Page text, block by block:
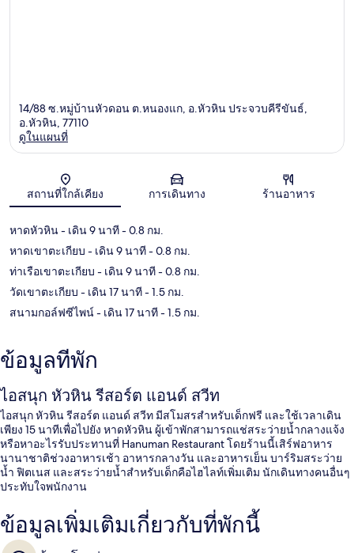
แผนที่
14/88 ซ.หมู่บ้านหัวดอน ต.หนองแก, อ.หัวหิน ประจวบคีรีขันธ์,
อ.หัวหิน, 77110
ดูในแผนที่
สถานที่ใกล้เคียง การเดินทาง ร้านอาหาร
หาดหัวหิน- เดิน 9 นาที- 0.8 กม.
หาดเขาตะเกียบ - เดิน 9 นาที- 0.8 กม.
ท่าเรือเขาตะเกียบ - เดิน 9 นาที- 0.8 กม.
วัดเขาตะเกียบ - เดิน 17 นาที- 1.5 กม.
สนามกอล์ฟซีไพน์- เดิน 17 นาที- 1.5 กม.
ข้อมูลที่พัก
ไอสนุก หัวหิน รีสอร์ต แอนด์ สวีท
ไอสนุก หัวหิน รีสอร์ต แอนด์ สวีท มีสโมสรสำหรับเด็กฟรี และใช้เวลาเดิน
เพียง 15 นาทีเพื่อไปยัง หาดหัวหิน ผู้เข้าพักสามารถแช่สระว่ายน้ำกลางแจ้ง
หรือหาอะไรรับประทานที่ Hanuman Restaurant โดยร้านนี้เสิร์ฟอาหาร
นานาชาติช่วงอาหารเช้า อาหารกลางวัน และอาหารเย็น บาร์ริมสระว่าย
น้ำ ฟิตเนส และสระว่ายน้ำสำหรับเด็กคือไฮไลท์เพิ่มเติม นักเดินทางคนอื่นๆ
ประทับใจพนักงาน
ข้อมูลเพิ่มเติมเกี่ยวกับที่พักนี้